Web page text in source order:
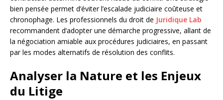
bien pensée permet d’éviter l’escalade judiciaire coûteuse et
chronophage. Les professionnels du droit de Juridique Lab
recommandent d’adopter une démarche progressive, allant de
la négociation amiable aux procédures judiciaires, en passant
par les modes alternatifs de résolution des conflits.
Analyser la Nature et les Enjeux
du Litige